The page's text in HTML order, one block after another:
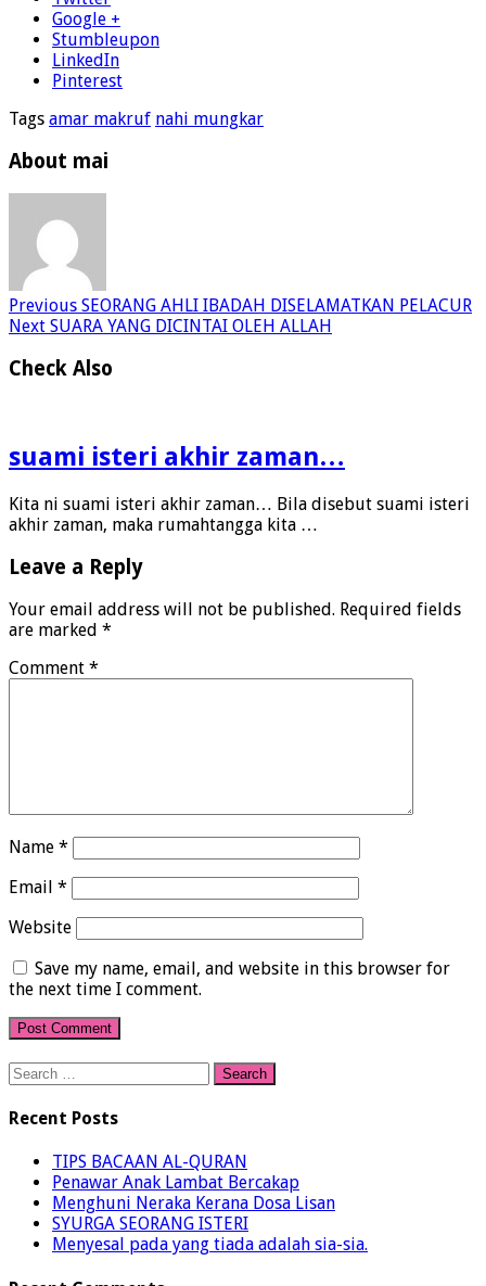
Google +
Stumbleupon
LinkedIn
Pinterest
Tags amar makruf nahi mungkar
About mai
Previous SEORANG AHLI IBADAH DISELAMATKAN PELACUR
Next SUARA YANG DICINTAI OLEH ALLAH
Check Also
suami isteri akhir zaman…
Kita ni suami isteri akhir zaman… Bila disebut suami isteri
akhir zaman, maka rumahtangga kita …
Leave a Reply
Your email address will not be published. Required fields
are marked *
Comment *
Name *
Email *
Website
Save my name, email, and website in this browser for
the next time I comment.
Search
for:
Recent Posts
TIPS BACAAN AL-QURAN
Penawar Anak Lambat Bercakap
Menghuni Neraka Kerana Dosa Lisan
SYURGA SEORANG ISTERI
Menyesal pada yang tiada adalah sia-sia.